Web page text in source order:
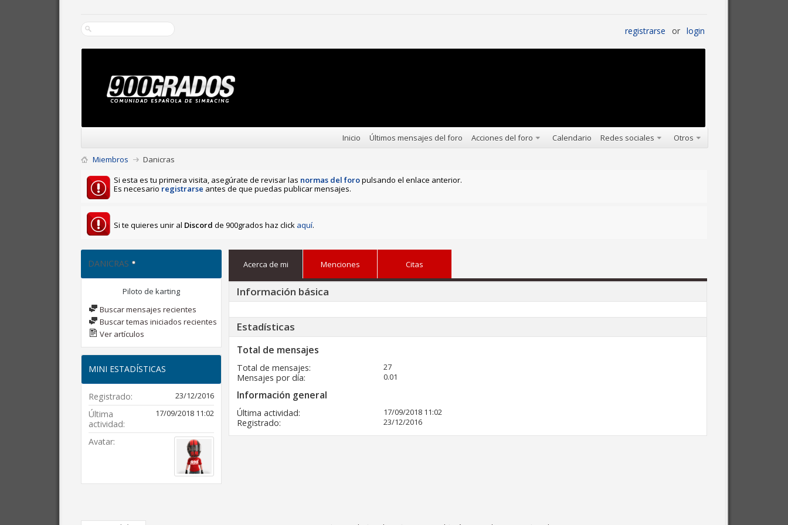
registrarse or login
Inicio Últimos mensajes del foro Acciones del foro Calendario Redes sociales Otros
Miembros
Danicras
Si esta es tu primera visita, asegúrate de revisar las normas del foropulsando el enlace anterior.
Es necesario registrarse antes de que puedas publicar mensajes.
Si te quieres unir al Discord de 900grados haz click aquí.
DANICRAS
Piloto de karting
Buscar mensajes recientes
Buscar temas iniciados recientes
Ver artículos
MINI ESTADÍSTICAS
Registrado 23/12/2016
Última
actividad
17/09/2018 11:02
Avatar
Acerca de mi Menciones Citas
Información básica
Estadísticas
Total de mensajes
Total de mensajes 27
Mensajes por día 0.01
Información general
Última actividad 17/09/2018 11:02
Registrado 23/12/2016